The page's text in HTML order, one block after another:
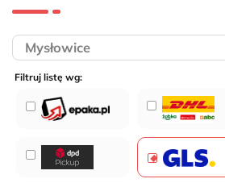
Filtruj listę wg: